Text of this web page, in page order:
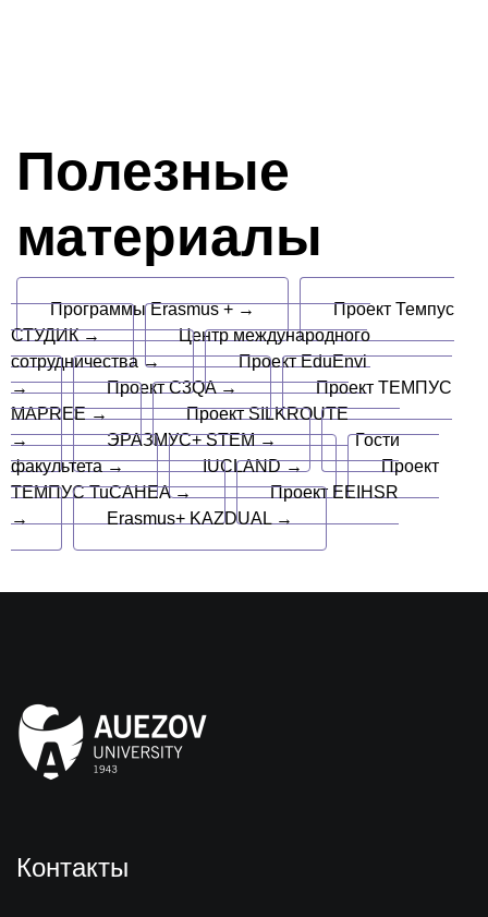
Полезные
материалы
Программы Erasmus + →
Проект Темпус
СТУДИК →
Центр международного
сотрудничества →
Проект EduEnvi
→
Проект C3QA →
Проект ТЕМПУС
MAPREE →
Проект SILKROUTE
→
ЭРАЗМУС+ STEM →
Гости
факультета →
IUCLAND →
Проект
ТЕМПУС TuCAHEA →
Проект EEIHSR
→
Erasmus+ KAZDUAL →
Контакты